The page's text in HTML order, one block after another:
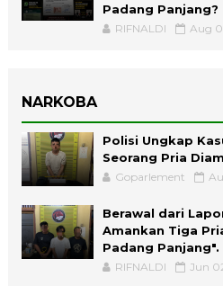
Padang Panjang?
RIFNALDI Aug
NARKOBA
Polisi Ungkap
Seorang Pria
Goparlement
Berawal dari
Amankan Tiga
Padang Panjang".
RIFNALDI Jun